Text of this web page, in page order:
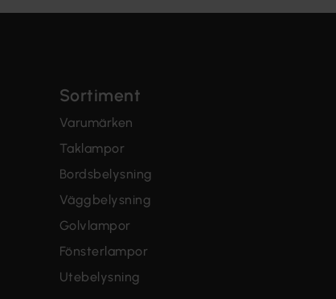
Sortiment
Varumärken
Taklampor
Bordsbelysning
Väggbelysning
Golvlampor
Fönsterlampor
Utebelysning